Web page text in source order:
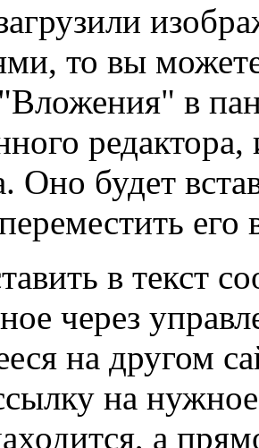
то вы
в
Оно будет
его
в текст
через
на другом
на
а